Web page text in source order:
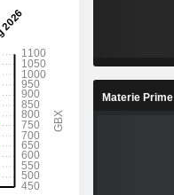
Materie Prime